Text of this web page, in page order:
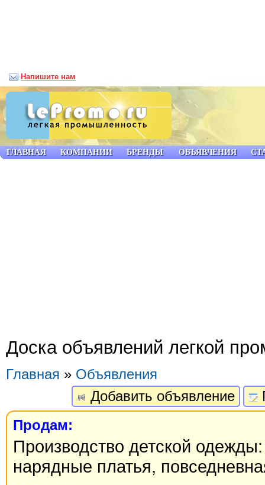
Доска объявлений легкой
Главная » Объявления
Добавить объявление
Продам:
Производство детской
нарядные платья,
ГЛАВНАЯ КОМПАНИИ БРЕНДЫ ОБЪЯВЛЕНИЯ
Напишите нам